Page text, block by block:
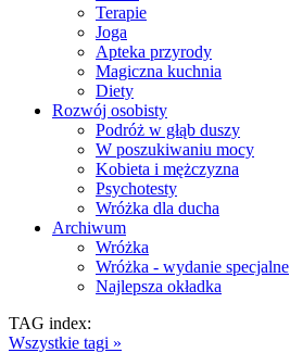
Terapie
Joga
Apteka przyrody
Magiczna kuchnia
Diety
Rozwój osobisty
Podróż w głąb duszy
W poszukiwaniu mocy
Kobieta i mężczyzna
Psychotesty
Wróżka dla ducha
Archiwum
Wróżka
Wróżka - wydanie specjalne
Najlepsza okładka
TAG index:
Wszystkie tagi »